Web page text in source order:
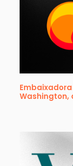
Washington,